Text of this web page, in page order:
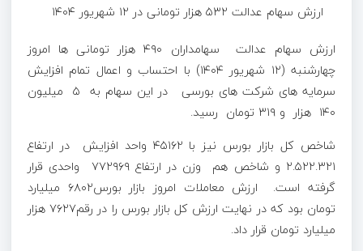
ارزش سهام عدالت ۵۳۲ هزار تومانی در ۱۲ شهریور ۱۴۰۴
ارزش سهام عدالت سهامداران ۴۹۰ هزار تومانی ها امروز
چهارشنبه (۱۲ شهریور ۱۴۰۴) با احتساب و اعمال تمام افزایش
سرمایه های شرکت های بورسی در این سهام به ۵ میلیون
۱۴۰ هزار و ۳۱۹ تومان رسید.
شاخص کل بازار بورس نیز با ۴۵۱۶۲ واحد افزایش در ارتفاع
۲.۵۲۲.۳۲۱ و شاخص هم وزن در ارتفاع ۷۷۲۹۶۹ واحدی قرار
گرفته است. ارزش معاملات امروز بازار بورس۶۸۰۲ میلیارد
تومان بود که در نهایت ارزش کل بازار بورس را در رقم۷۶۲۷ هزار
میلیارد تومان قرار داد.